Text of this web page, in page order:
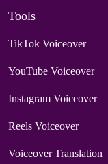
Tools
TikTok Voiceover
YouTube Voiceover
Instagram Voiceover
Reels Voiceover
Voiceover Translation